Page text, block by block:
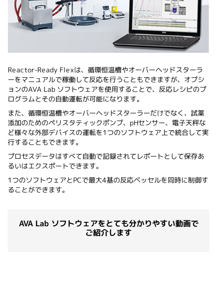
Reactor-Ready Flexは、循環恒温槽やオーバーヘッドスターラ
ーをマニュアルで稼働して反応を行うこともできますが、オプシ
ョンのAVA Lab ソフトウェアを使用することで、反応レシピのプ
ログラムとその自動運転が可能になります。
また、循環恒温槽やオーバーヘッドスターラーだけでなく、試薬
添加のためのペリスタティックポンプ、pHセンサー、電子天秤な
ど様々な外部デバイスの運転を1つのソフトウェア上で統合して実
行することもできます。
プロセスデータはすべて自動で記録されてレポートとして保存あ
るいはエクスポートできます。
1つのソフトウェアとPCで最大4基の反応ベッセルを同時に制御す
ることができます。
AVA Lab ソフトウェアをとても分かりやすい動画で
ご紹介します